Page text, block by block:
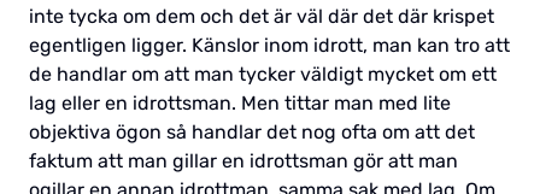
inte tycka om dem och det är väl där det där krispet
egentligen ligger. Känslor inom idrott, man kan tro att
de handlar om att man tycker väldigt mycket om ett
lag eller en idrottsman. Men tittar man med lite
objektiva ögon så handlar det nog ofta om att det
faktum att man gillar en idrottsman gör att man
ogillar en annan idrottman, samma sak med lag. Om